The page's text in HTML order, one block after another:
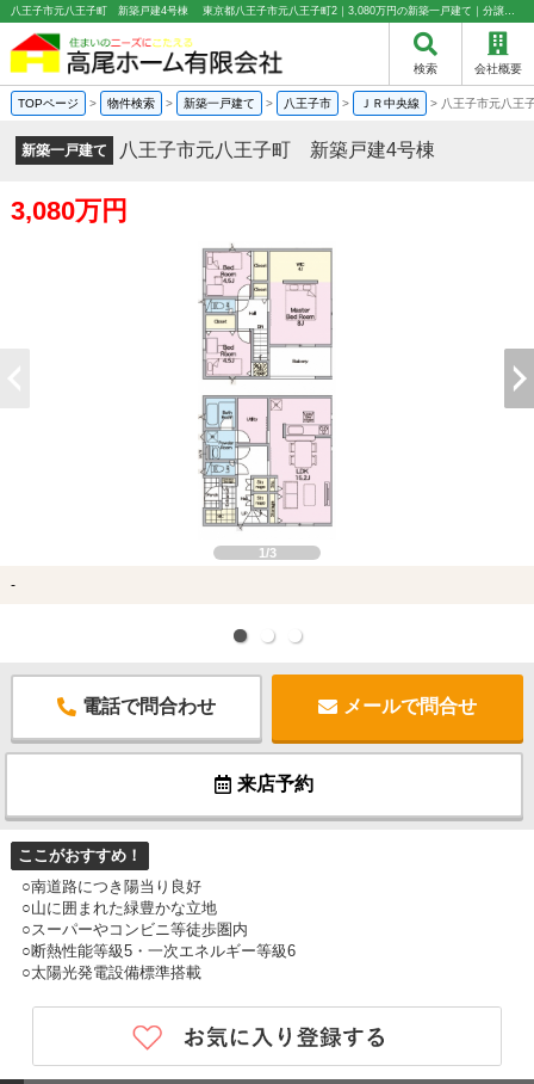
八王子市元八王子町 新築戸建4号棟 東京都八王子市元八王子町2｜3,080万円の新築一戸建て｜分譲住宅や新築物件｜高尾ホーム有限会社
検索 会社概要
TOPページ > 物件検索 > 新築一戸建て > 八王子市 > ＪＲ中央線 > 八王子市元八
新築一戸建て 八王子市元八王子町 新築戸建4号棟
3,080万円
1/3
-
電話で問合わせ メールで問合せ
来店予約
ここがおすすめ！
○南道路につき陽当り良好
○山に囲まれた緑豊かな立地
○スーパーやコンビニ等徒歩圏内
○断熱性能等級5・一次エネルギー等級6
○太陽光発電設備標準搭載